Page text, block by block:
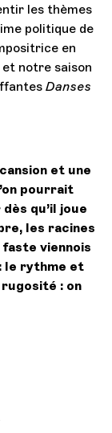
les thèmes
politique de
en
notre saison
Danses
et une
pourrait
qu’il joue
les racines
faste viennois
le rythme et
rugosité : on